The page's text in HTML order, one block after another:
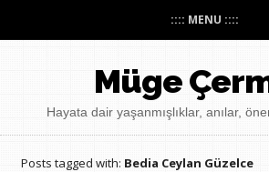
:::: MENU ::::
Müge
Hayata dair yaşanmışlıklar, anılar,
Posts tagged with: Bedia Ceylan Güzelce